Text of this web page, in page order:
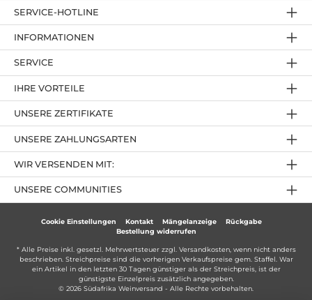
SERVICE-HOTLINE
IHRE VORTEILE
UNSERE ZAHLUNGSARTEN
UNSERE ZERTIFIKATE
INFORMATIONEN
SERVICE
UNSERE COMMUNITIES
WIR VERSENDEN MIT:
Cookie Einstellungen Kontakt Mängelanzeige
Rückgabe
Bestellung widerrufen
* Alle Preise inkl. gesetzl. Mehrwertsteuer zzgl. Versandkosten, wenn nicht anders
beschrieben. Streichpreise sind die vorherigen Verkaufspreise gem. Staffel. War
ein Artikel in den letzten 30 Tagen günstiger als der Streichpreis, ist der
günstigste Einzelpreis zusätzlich angegeben.
© 2026 Südafrika Weinversand - Alle Rechte vorbehalten.